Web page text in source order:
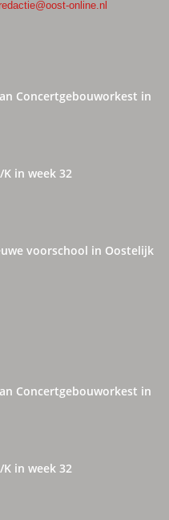
redactie@oost-online.nl
Concertgebouworkest in
in week 32
voorschool in Oostelijk
Concertgebouworkest in
in week 32